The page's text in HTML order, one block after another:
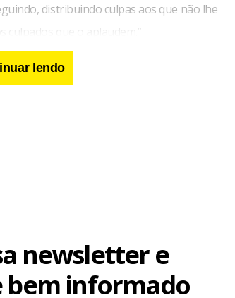
distribuindo culpas aos que não lhe
culpados que o aplaudem.”
lendo
newsletter e
bem informado